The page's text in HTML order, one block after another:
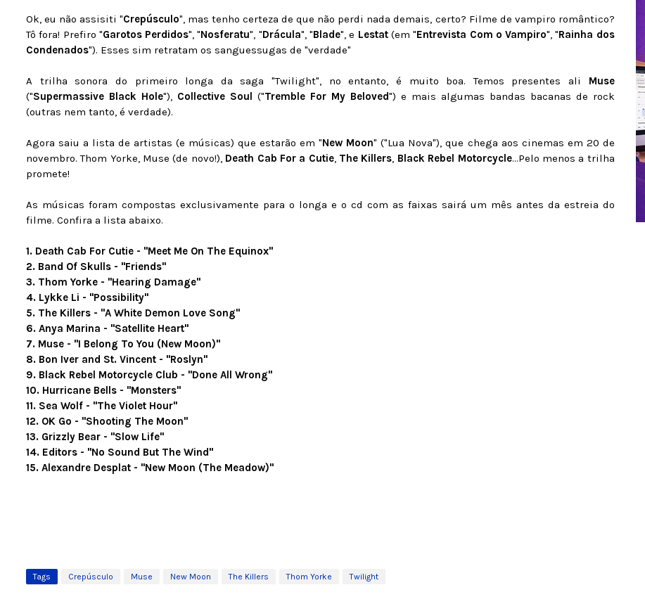
Ok, eu não assisiti "Crepúsculo", mas tenho certeza de que não perdi nada demais, certo? Filme de vampiro romântico?
Tô fora! Prefiro "Garotos Perdidos", "Nosferatu", "Drácula", "Blade", e Lestat (em "Entrevista Com o Vampiro", "Rainha dos
Condenados"). Esses sim retratam os sanguessugas de "verdade"
A trilha sonora do primeiro longa da saga "Twilight", no entanto, é muito boa. Temos presentes ali Muse
("Supermassive Black Hole"), Collective Soul ("Tremble For My Beloved") e mais algumas bandas bacanas de rock
(outras nem tanto, é verdade).
Agora saiu a lista de artistas (e músicas) que estarão em "New Moon" ("Lua Nova"), que chega aos cinemas em 20 de
novembro. Thom Yorke, Muse (de novo!), Death Cab For a Cutie, The Killers, Black Rebel Motorcycle...Pelo menos a trilha
promete!
As músicas foram compostas exclusivamente para o longa e o cd com as faixas sairá um mês antes da estreia do
filme. Confira a lista abaixo.
1. Death Cab For Cutie - "Meet Me On The Equinox"
2. Band Of Skulls - "Friends"
3. Thom Yorke - "Hearing Damage"
4. Lykke Li - "Possibility"
5. The Killers - "A White Demon Love Song"
6. Anya Marina - "Satellite Heart"
7. Muse - "I Belong To You (New Moon)"
8. Bon Iver and St. Vincent - "Roslyn"
9. Black Rebel Motorcycle Club - "Done All Wrong"
10. Hurricane Bells - "Monsters"
11. Sea Wolf - "The Violet Hour"
12. OK Go - "Shooting The Moon"
13. Grizzly Bear - "Slow Life"
14. Editors - "No Sound But The Wind"
15. Alexandre Desplat - "New Moon (The Meadow)"
Tags Crepúsculo Muse New Moon The Killers Thom Yorke Twilight